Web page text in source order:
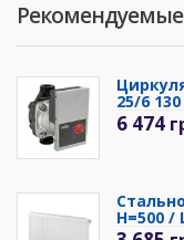
25/6 130
6 474
H=500 /